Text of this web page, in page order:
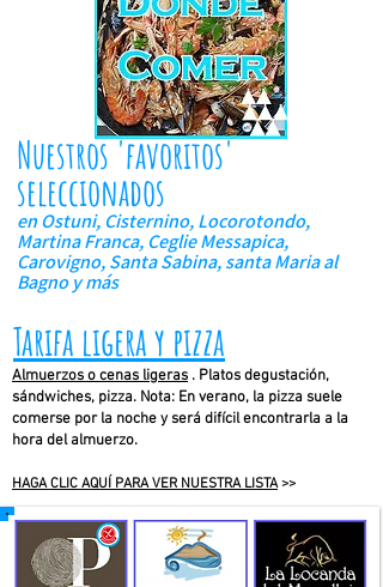
Nuestros 'favoritos'
seleccionados
en Ostuni, Cisternino, Locorotondo,
Martina Franca, Ceglie Messapica,
Carovigno, Santa Sabina, santa Maria al
Bagno y más
Tarifa ligera y pizza
Almuerzos o cenas ligeras . Platos degustación,
sándwiches, pizza. Nota: En verano, la pizza suele
comerse por la noche y será difícil encontrarla a la
hora del almuerzo.
HAGA CLIC AQUÍ PARA VER NUESTRA LISTA>>